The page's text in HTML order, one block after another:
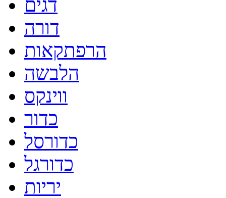
דגים
דורה
הרפתקאות
הלבשה
ווינקס
כדור
כדורסל
כדורגל
יריות